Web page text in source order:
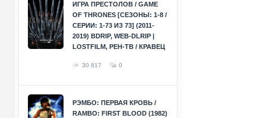
ИГРА ПРЕСТОЛОВ / GAME
OF THRONES [СЕЗОНЫ: 1-8 /
СЕРИИ: 1-73 ИЗ 73] (2011-
2019) BDRIP, WEB-DLRIP |
LOSTFILM, РЕН-ТВ / КРАВЕЦ
30 817 0
РЭМБО: ПЕРВАЯ КРОВЬ /
RAMBO: FIRST BLOOD (1982)